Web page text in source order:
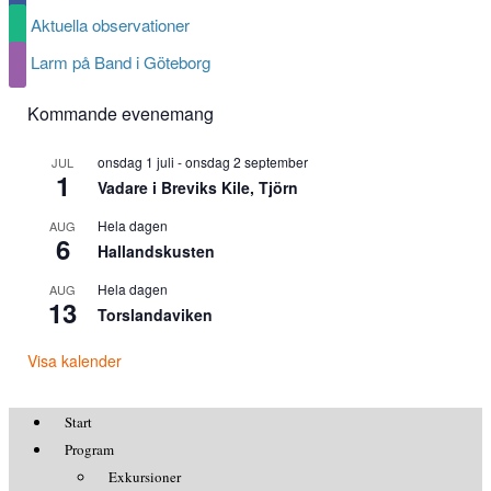
Aktuella observationer
Larm på Band i Göteborg
Kommande evenemang
JUL
1
onsdag 1 juli -onsdag 2 september
Vadare i Breviks Kile, Tjörn
AUG
6
Hela dagen
Hallandskusten
AUG
13
Hela dagen
Torslandaviken
Visa kalender
Start
Program
Exkursioner